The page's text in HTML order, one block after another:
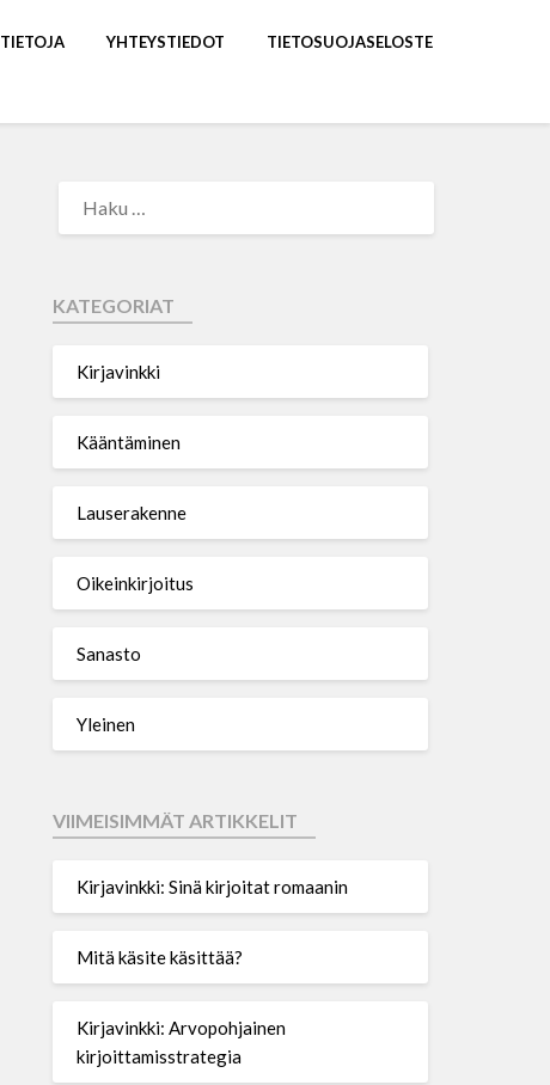
TIETOJA YHTEYSTIEDOT TIETOSUOJASELOSTE
KATEGORIAT
Kirjavinkki
Kääntäminen
Lauserakenne
Oikeinkirjoitus
Sanasto
Yleinen
VIIMEISIMMÄT ARTIKKELIT
Kirjavinkki: Sinä kirjoitat romaanin
Mitä käsite käsittää?
Kirjavinkki: Arvopohjainen
kirjoittamisstrategia